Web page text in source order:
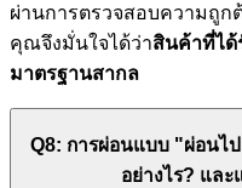
ผ่านการตรวจสอบความถูก
คุณจึงมั่นใจได้ว่าสินค้าที่ไ
มาตรฐานสากล
Q8: การผ่อนแบบ "ผ่อนไ
อย่างไร? แล